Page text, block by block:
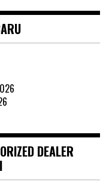
DEALER